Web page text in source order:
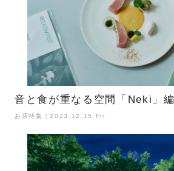
音と食が重なる空間「Neki」編
お店特集｜2023.12.15 Fri